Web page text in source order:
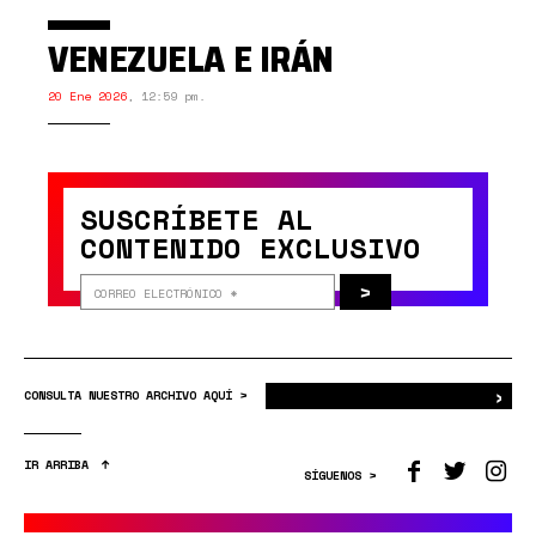
VENEZUELA E IRÁN
20 Ene 2026, 12:59 pm.
SUSCRÍBETE AL
CONTENIDO EXCLUSIVO
>
CONSULTA NUESTRO ARCHIVO AQUÍ > ›
IR ARRIBA
SÍGUENOS >